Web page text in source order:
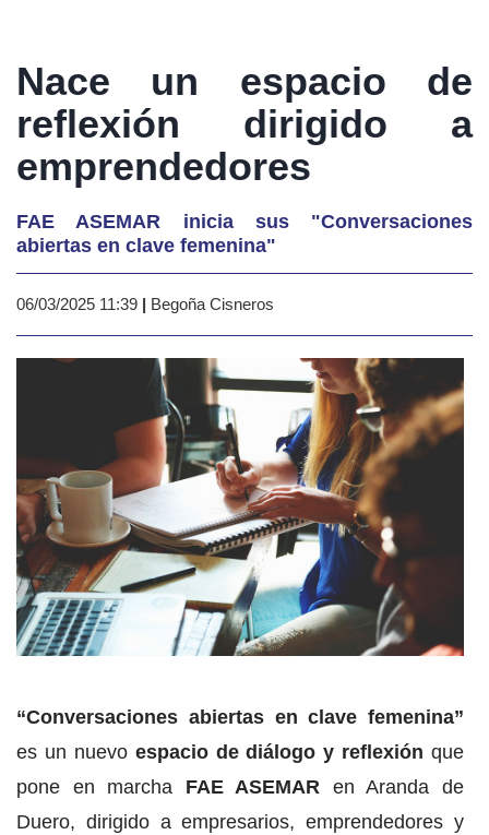
Nace un espacio de
reflexión dirigido a
emprendedores
FAE ASEMAR inicia sus "Conversaciones
abiertas en clave femenina"
06/03/2025 11:39 | Begoña Cisneros
“Conversaciones abiertas en clave femenina”
es un nuevo espacio de diálogo y reflexión que
pone en marcha FAE ASEMAR en Aranda de
Duero, dirigido a empresarios, emprendedores y